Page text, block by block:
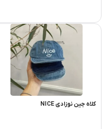
کلاه جین نوزادی NICE